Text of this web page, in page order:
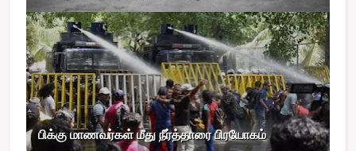
பிக்கு மாணவர்கள் மீது நீர்த்தாரை பிரயோகம்